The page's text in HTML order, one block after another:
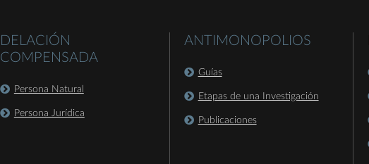
DELACIÓN
COMPENSADA
Persona Natural
Persona Jurídica
ANTIMONOPOLIOS
Guías
Etapas de una Investigación
Publicaciones